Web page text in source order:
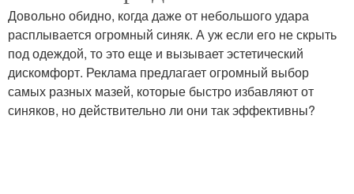
Довольно обидно, когда даже от небольшого удара
расплывается огромный синяк. А уж если его не скрыть
под одеждой, то это еще и вызывает эстетический
дискомфорт. Реклама предлагает огромный выбор
самых разных мазей, которые быстро избавляют от
синяков, но действительно ли они так эффективны?